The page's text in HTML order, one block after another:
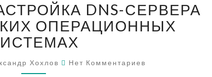
И
НАСТРОЙКА
DNS-
СЕРВЕРА
НА
РОССИЙСКИХ
DNS-СЕРВЕРА
ОПЕРАЦИОННЫХ
Хохлов Комментарии
Нет Комментариев